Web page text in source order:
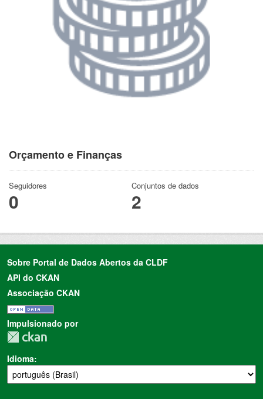
Orçamento e Finanças
Seguidores
0
Conjuntos de dados
2
Sobre Portal de Dados Abertos da CLDF
API do CKAN
Associação CKAN
Impulsionado por
Idioma